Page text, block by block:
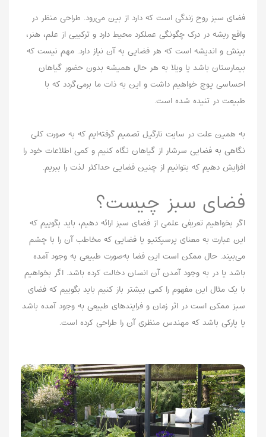
فضای سبز روح زندگی است که دارد از بین می‌رود. طراحی منظر در
واقع ریشه در درک چگونگی عملکرد محیط دارد و ترکیبی از علم، هنر،
بینش و اندیشه است که هر فضایی به آن نیاز دارد. مهم نیست که
بیمارستان باشد یا ویلا به هر حال همیشه بدون حضور گیاهان
احساسی پوچ خواهیم داشت و این به ذات ما بر‌می‌گردد که با
طبیعت در تنیده شده است.
به همین علت در سایت نارگیل تصمیم گرفته‌ایم که به‌ صورت کلی
نگاهی به فضایی سرشار از گیاهان نگاه کنیم و کمی اطلاعات خود را
افزایش دهیم که بتوانیم از چنین فضایی حداکثر لذت را ببریم.
فضای سبز چیست؟
اگر بخواهیم تعریفی علمی از فضای سبز ارائه دهیم، باید بگوییم که
این عبارت به معنای پرسپکتیو یا فضایی که مخاطب آن را با چشم
می‌بیند. حال ممکن است این فضا به‌صورت طبیعی به وجود آمده
باشد یا در به وجود آمدن آن انسان دخالت کرده باشد. اگر بخواهیم
با یک مثال این مفهوم را کمی بیشتر باز کنیم باید بگوییم که فضای
سبز ممکن است در اثر زمان و فرایندهای طبیعی به وجود آمده باشد
یا پارکی باشد که مهندس منظری آن را طراحی کرده است.